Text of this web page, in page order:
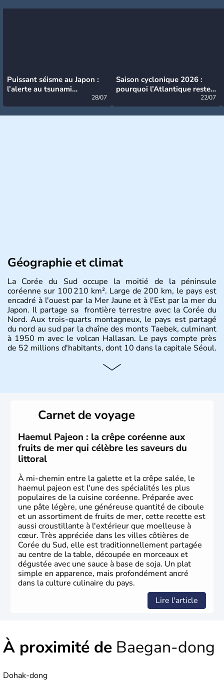
Puissant séisme au Japon :
l’alerte au tsunami
28/07
Saison cyclonique 2026 :
pourquoi l’Atlantique reste
22/07
Géographie et climat
La Corée du Sud occupe la moitié de la péninsule
coréenne sur 100 210 km². Large de 200 km, le pays est
encadré à l'ouest par la Mer Jaune et à l'Est par la mer du
Japon. Il partage sa frontière terrestre avec la Corée du
Nord. Aux trois-quarts montagneux, le pays est partagé
du nord au sud par la chaîne des monts Taebek, culminant
à 1950 m avec le volcan Hallasan. Le pays compte près
de 52 millions d'habitants, dont 10 dans la capitale Séoul.
Histoire et administration
christianisme et le bouddhisme en sont les deux
principales religions. Ce pays partage sa culture avec la
Corée du Nord. Les Jeux Olympiques s’y sont déroulés en
1988, de même que la Coupe du Monde de football en
2002, en collaboration avec le Japon.
Carnet de voyage
Haemul Pajeon : la crêpe coréenne aux
fruits de mer qui célèbre les saveurs du
littoral
À mi-chemin entre la galette et la crêpe salée, le
haemul pajeon est l'une des spécialités les plus
populaires de la cuisine coréenne. Préparée avec
une pâte légère, une généreuse quantité de ciboule
et un assortiment de fruits de mer, cette recette est
aussi croustillante à l'extérieur que moelleuse à
cœur. Très appréciée dans les villes côtières de
Corée du Sud, elle est traditionnellement partagée
au centre de la table, découpée en morceaux et
dégustée avec une sauce à base de soja. Un plat
simple en apparence, mais profondément ancré
dans la culture culinaire du pays.
Lire l'article
À proximité de Baegan-dong
Dohak-dong